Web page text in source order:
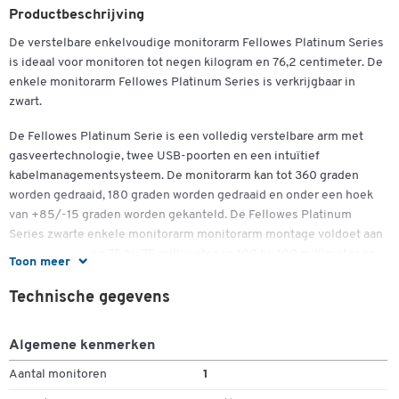
Toon meer
Productbeschrijving
De verstelbare enkelvoudige monitorarm Fellowes Platinum Series
is ideaal voor monitoren tot negen kilogram en 76,2 centimeter. De
enkele monitorarm Fellowes Platinum Series is verkrijgbaar in
zwart.
De Fellowes Platinum Serie is een volledig verstelbare arm met
gasveertechnologie, twee USB-poorten en een intuïtief
kabelmanagementsysteem. De monitorarm kan tot 360 graden
worden gedraaid, 180 graden worden gedraaid en onder een hoek
van +85/-15 graden worden gekanteld. De Fellowes Platinum
Series zwarte enkele monitorarm monitorarm montage voldoet aan
de VESA-normen 75 bij 75 millimeter en 100 bij 100 millimeter en
een diameter van 76,2 centimeter of 30 inch. Ze stabiliseren de
met een klem of door middel van kabelinvoer.
Technische gegevens
Algemene kenmerken
Aantal monitoren 1
Dubbelklik om in te zoomen